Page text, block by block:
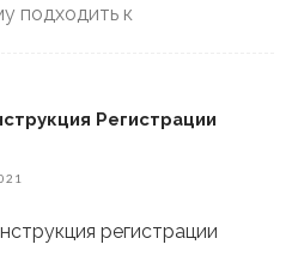
подходить к
Регистрации